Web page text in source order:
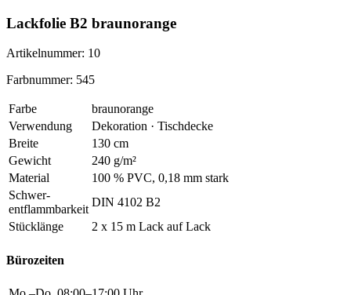
Lackfolie B2 braunorange
Artikelnummer: 10
Farbnummer: 545
Farbe
braunorange
Verwendung
Dekoration · Tischdecke
Breite
130 cm
Gewicht
240 g/m²
Material
100 % PVC, 0,18 mm stark
Schwer-
entflammbarkeit
DIN 4102 B2
Stücklänge
2 x 15 m Lack auf Lack
Bürozeiten